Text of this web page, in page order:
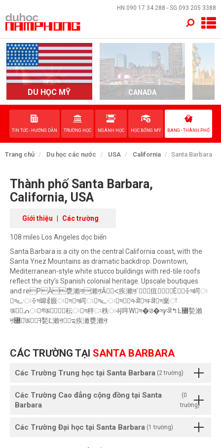
HN 090 17 34 288 - SG 093 205 3388
DU HỌC MỸ CANADA
TIN TỨC - HƯỚNG DẪN TRƯỜNG HỌC NGÀNH HỌC HỌC BỔNG MỸ BANG - THÀNH PHỐ
Trang chủ Du học các nước USA California Santa Barbara
Thành phố Santa Barbara,
California, USA
Giới thiệu | Các trường
108 miles Los Angeles dọc biển
Santa Barbara is a city on the central California coast, with the
Santa Ynez Mountains as dramatic backdrop. Downtown,
Mediterranean-style white stucco buildings with red-tile roofs
reflect the city’s Spanish colonial heritage. Upscale boutiques
and rePȀ甕瀨ऩ瀨ऩĀⵦ疾瀨ऩ`疽Ѐꔀস崿ः
সᓧःꔀস嗥ई廄ःসস崿ःসᓧःসꛜऄসꜰऄস嶪ः̈
ऊᕄःস̈ऊ秐ःস秚ः秩ःꊠĵ哖Wস�उ�সꝩऄ↰Ŀ꟠甃瀨
ऩ꟠甃̈ऊꟻ甃Ľ瀨ऩಇ疾潄甕瀨ऩ
CÁC TRƯỜNG TẠI SANTA BARBARA
Các Trường Trung học tại Santa Barbara (2 trường)
Các Trường Cao đẳng cộng đồng tại Santa
Barbara
(0
trường)
Các Trường Đại học tại Santa Barbara (1 trường)
×
TRANG CHỦ
QUỐC GIA
EVENTS
DỊCH VỤ
VỀ NAM PHONG